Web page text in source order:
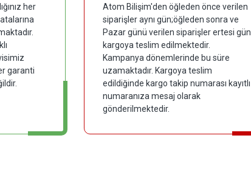
her
garanti
Atom Bilişim'den öğleden önce verilen
siparişler aynı gün;öğleden sonra ve
Pazar günü verilen siparişler ertesi gün
kargoya teslim edilmektedir.
Kampanya dönemlerinde bu süre
uzamaktadır. Kargoya teslim
edildiğinde kargo takip numarası kayıtlı
numaranıza mesaj olarak
gönderilmektedir.